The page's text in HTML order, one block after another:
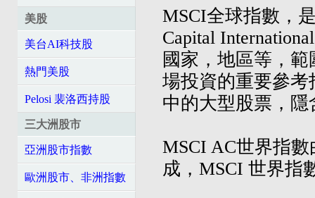
美股
美台AI科技股
熱門美股
Pelosi 裴洛西持股
三大洲股市
亞洲股市指數
歐洲股市、非洲指數
MSCI全球指數，
Capital
國家，地區等，
場投資的重要參
中的大型股票，
MSCI AC世界指
成，MSCI 世界指